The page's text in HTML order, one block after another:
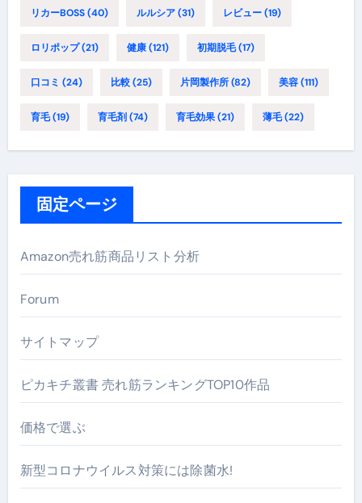
リカーBOSS(40) ルルシア(31) レビュー(19)
ロリポップ(21) 健康(121) 初期脱毛(17)
口コミ (24) 比較(25) 片岡製作所(82) 美容(111)
育毛(19) 育毛剤(74) 育毛効果(21) 薄毛(22)
固定ページ
Amazon売れ筋商品リスト分析
Forum
サイトマップ
ピカキチ叢書 売れ筋ランキングTOP10作品
価格で選ぶ
新型コロナウイルス対策には除菌水!